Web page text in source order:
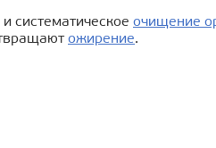
и систематическое очищение
ожирение.